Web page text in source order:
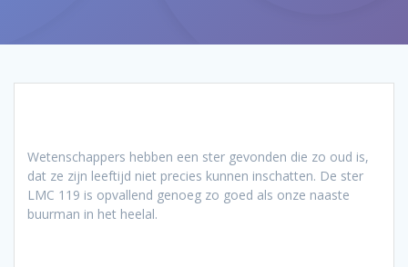
Wetenschappers hebben een ster gevonden die zo oud is,
dat ze zijn leeftijd niet precies kunnen inschatten. De ster
LMC 119 is opvallend genoeg zo goed als onze naaste
buurman in het heelal.